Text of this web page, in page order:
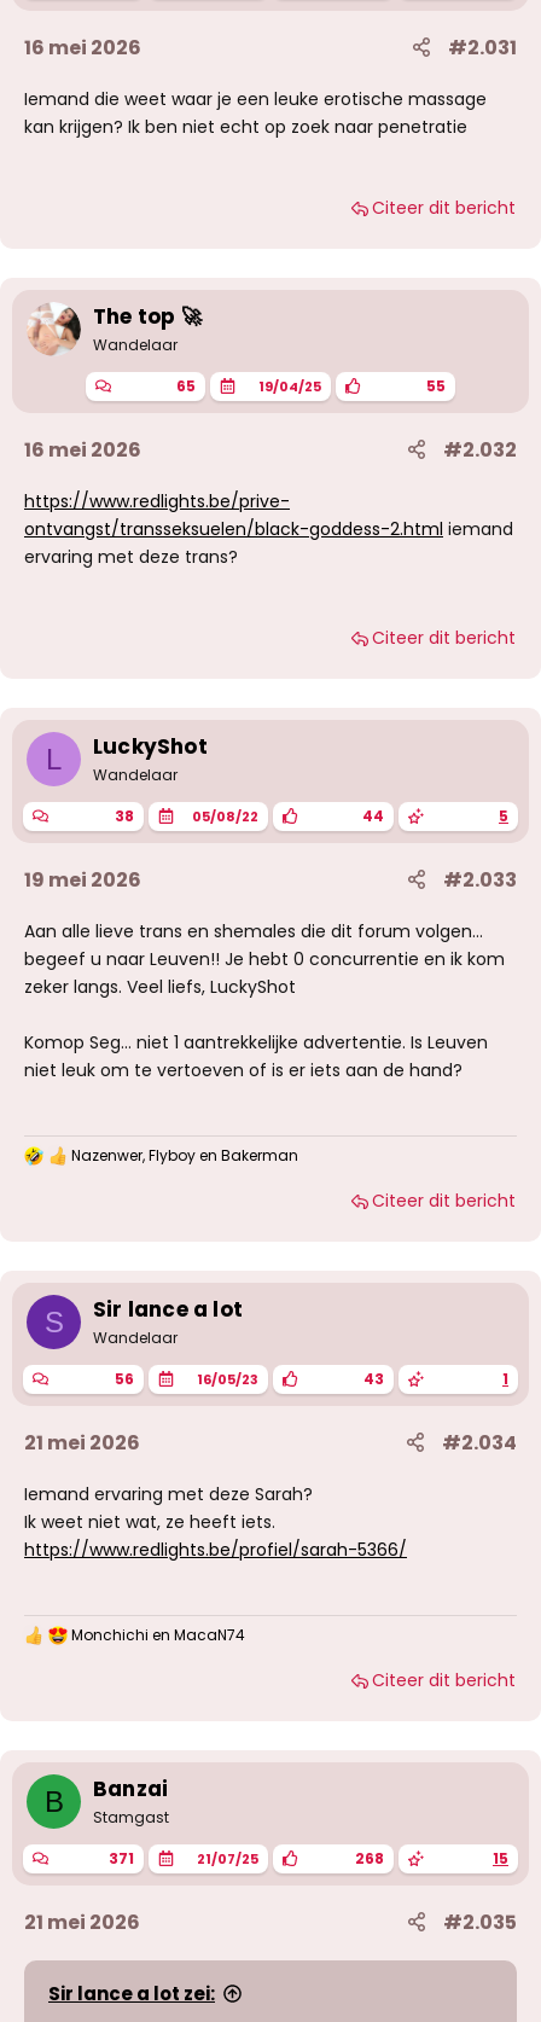
16 mei 2026 #2.031
Iemand die weet waar je een leuke erotische massage
kan krijgen? Ik ben niet echt op zoek naar penetratie
Citeer dit bericht
The top 🚀
Wandelaar
65 19/04/25 55
16 mei 2026 #2.032
https://www.redlights.be/prive-
ontvangst/transseksuelen/black-goddess-2.html iemand
ervaring met deze trans?
Citeer dit bericht
L LuckyShot
Wandelaar
38 05/08/22 44 5
19 mei 2026 #2.033
Aan alle lieve trans en shemales die dit forum volgen…
begeef u naar Leuven!! Je hebt 0 concurrentie en ik kom
zeker langs. Veel liefs, LuckyShot
Komop Seg… niet 1 aantrekkelijke advertentie. Is Leuven
niet leuk om te vertoeven of is er iets aan de hand?
W
n
g
n
:
Nazenwer,Flyboyen Bakerman
Citeer dit bericht
S Sir lance a lot
Wandelaar
56 16/05/23 43 1
21 mei 2026 #2.034
Iemand ervaring met deze Sarah?
Ik weet niet wat, ze heeft iets.
https://www.redlights.be/profiel/sarah-5366/
W
n
g
n
:
Monchichi en MacaN74
Citeer dit bericht
B Banzai
Stamgast
371 21/07/25 268 15
21 mei 2026 #2.035
Sir lance a lot zei: